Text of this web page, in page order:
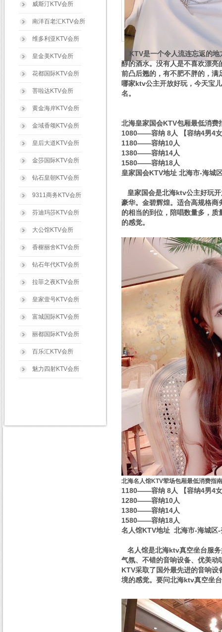
威斯汀KTV会所
南洋百老汇KTV会所
维多利亚KTV会所
皇金美KTV会所
花都国际KTV会所
菩啦达KTV会所
黄金海岸KTV会所
金域香颂KTV会所
皇后大道KTV会所
金莎国际KTV会所
钻石皇朝KTV会所
9311商务KTV会所
芬迪玛莎KTV会所
大公馆KTV会所
香榭丽舍KTV会所
钻石年代KTV会所
拉菲之夜KTV会所
皇家壹号KTV会所
富城国际KTV会所
丽都国际KTV会所
百乐汇KTV会所
魅力四射KTV会所
KTV是一个令人流连忘返的地
醇的酒水。没有人是不喜欢漂
前凸后翘的，有不肥不胖的，
哪家ktv公主开放好玩，今天宝
名。
北海皇家国会KTV包厢最低消费
1080——容纳 8人 【容纳4男4
1180——容纳10人
1380——容纳14人
1580——容纳18人
皇家国会KTV地址 北海市-海城
皇家国会是北海ktv公主好玩开
豪华。金碧辉煌。适合高规格
的相当的到位，陪唱数量多，
的感觉。
北海名人馆KTV荤场包厢最低消费指南
1180——容纳 8人 【容纳4男4
1280——容纳10人
1380——容纳14人
1580——容纳18人
名人馆KTV地址 北海市-海城区
名人馆是北海ktv真空坐台服务
气氛、不错的音响设备、优美
KTV采取了国外最先进的音响
境的感觉。要问北海ktv真空坐